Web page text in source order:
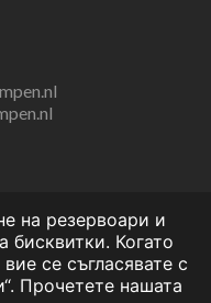
471
на резервоари и
бисквитки. Когато
се съгласявате с
Прочетете нашата